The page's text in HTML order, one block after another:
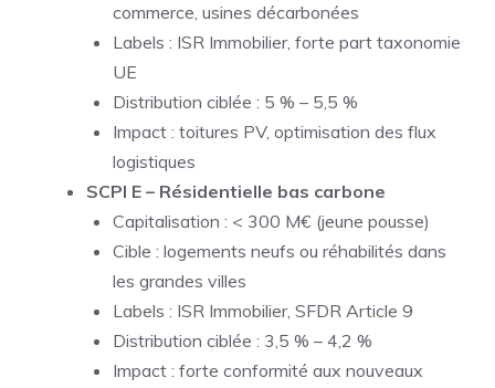
commerce, usines décarbonées
Labels : ISR Immobilier, forte part taxonomie
UE
Distribution ciblée : 5 % – 5,5 %
Impact : toitures PV, optimisation des flux
logistiques
SCPI E – Résidentielle bas carbone
Capitalisation : < 300 M€ (jeune pousse)
Cible : logements neufs ou réhabilités dans
les grandes villes
Labels : ISR Immobilier, SFDR Article 9
Distribution ciblée : 3,5 % – 4,2 %
Impact : forte conformité aux nouveaux